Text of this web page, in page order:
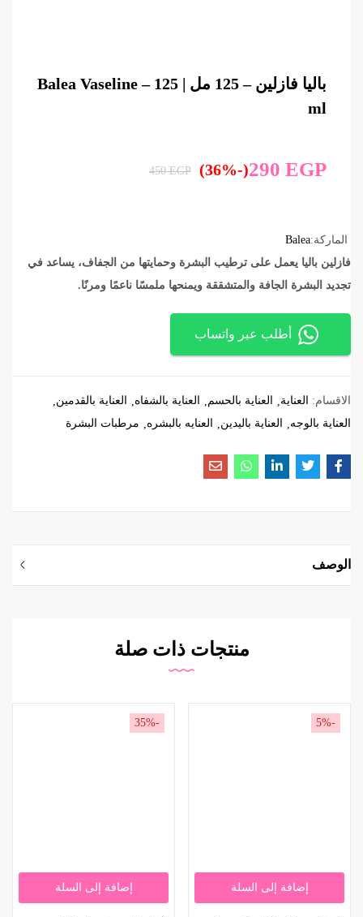
باليا فازلين – 125 مل | Balea Vaseline – 125
ml
290 EGP
(-36%)
450EGP
الماركة:Balea
فازلين باليا يعمل على ترطيب البشرة وحمايتها من الجفاف، يساعد في
تجديد البشرة الجافة والمتشققة ويمنحها ملمسًا ناعمًا ومرنًا.
أطلب عبر واتساب
الاقسام: العناية العناية بالحسم العناية بالشفاه
العناية بالقدمين
العناية بالوجه
العناية باليدين العنايه بالبشره مرطبات البشرة
الوصف
منتجات ذات صلة
إضافة إلى السلة
-5%
إضافة إلى السلة
-35%